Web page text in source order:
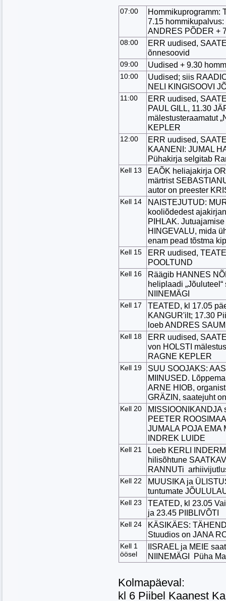
07:00
Hommikuprogramm:
7.15
ANDRES PÕDER +
08:00
ERR uudised,
õnnesoovid
09:00 Uudised + 9.30
10:00
Uudised; siis
NELI KINGISOOVI
11:00
ERR uudised,
PAUL GILL, 11.30
mälestusteraamatut
KEPLER
12:00
ERR uudised,
KAANENI: JUMAL
Pühakirja selgitab
Kell 13
EAÕK heliajakirja
märtrist
autor on preester
Kell 14
NAISTEJUTUD:
kooliõdedest
PIHLAK.
HINGEVALU, mida
enam pead tõstma
Kell 15
ERR uudised,
POOLTUND
Kell 16
Räägib HANNES
heliplaadi
NIINEMÄGI
Kell 17
TEATED, kl 17.05
KANGUR'ilt; 17.30
loeb ANDRES
Kell 18
ERR uudised,
von HOLSTI
RAGNE KEPLER
Kell 19
SUU SOOJAKS:
MIINUSED.
ARNE HIOB,
GRÄZIN, saatejuht
Kell 20
MISSIOONIKANDJA
PEETER
JUMALA POJA EMA
INDREK LUIDE
Kell 21
Loeb KERLI
hilisõhtune
RANNUTi
Kell 22
MUUSIKA ja
tuntumate
Kell 23
TEATED, kl 23.05
ja 23.45 PIIBLIVÕTI
Kell 24
KÄSIKÄES:
Stuudios on JANA
Kell 1
öösel
IISRAEL ja MEIE
NIINEMÄGI Püha
Kolmapäeval:
kl 6 Piibel Kaanest